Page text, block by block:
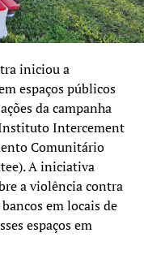
iniciou a
espaços públicos
da campanha
Intercement
Comunitário
A iniciativa
a violência contra
em locais de
espaços em